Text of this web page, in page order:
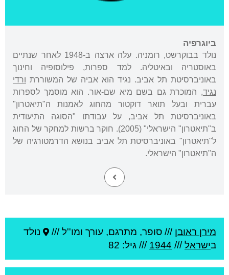
ביוגרפיה
נולד בבוקרשט, רומניה. עלה ארצה ב-1948 לאחר שנתיים
באוסטריה ובאיטליה. למד ספרות, פילוסופיה וחינוך
באוניברסיטת תל אביב. נגיד הוא אביה של המשוררת ורדי
נגיד, המוכרת גם בשם מיא שם-אור. הוא מוסמך לספרות
עברית ובעל תואר דוקטור מהחוג לאמנות ה"תיאטרון"
באוניברסיטת תל אביב, על עבודתו "הסוגה התיעודית
ב"תיאטרון" הישראלי" (2005). חוקר ברשות למחקר של החוג
ל"תיאטרון" באוניברסיטת תל אביב בנושא הדרמטורגיה של
ה"תיאטרון" הישראלי.
מירן ראובן /// סופר, מתרגם, עורך ומו''ל ///
נולד
בישראל///
1944 /// גיל: 82